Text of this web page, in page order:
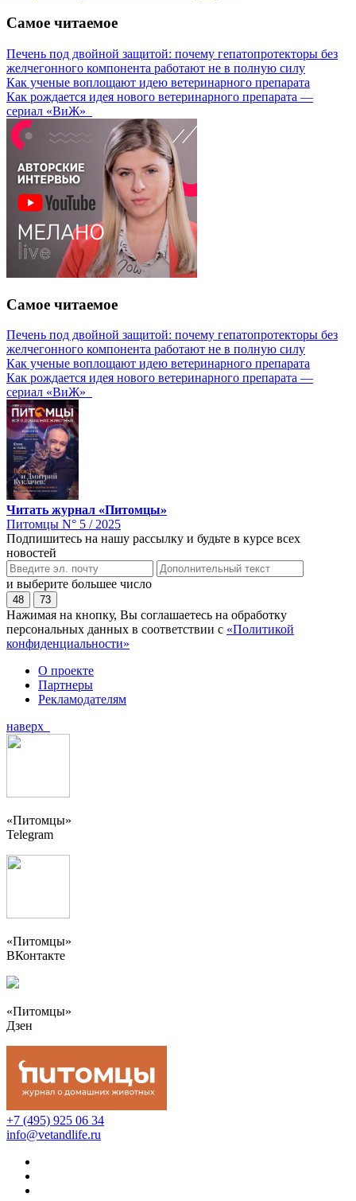
Самое читаемое
Печень под двойной защитой: почему гепатопротекторы без
желчегонного компонента работают не в полную силу
Как ученые воплощают идею ветеринарного препарата
Как рождается идея нового ветеринарного препарата —
сериал «ВиЖ»
Самое читаемое
Печень под двойной защитой: почему гепатопротекторы без
желчегонного компонента работают не в полную силу
Как ученые воплощают идею ветеринарного препарата
Как рождается идея нового ветеринарного препарата —
сериал «ВиЖ»
Читать журнал «Питомцы»
Питомцы N° 5 / 2025
Подпишитесь на нашу рассылку и будьте в курсе всех
новостей
и выберите большее число
48 73
Нажимая на кнопку, Вы соглашаетесь на обработку
персональных данных в соответствии с «Политикой
конфиденциальности»
О проекте
Партнеры
Рекламодателям
наверх
«Питомцы»
Telegram
«Питомцы»
ВКонтакте
«Питомцы»
Дзен
+7 (495) 925 06 34
info@vetandlife.ru